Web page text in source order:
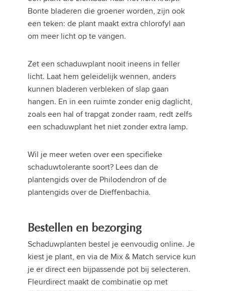
Bonte bladeren die groener worden, zijn ook
een teken: de plant maakt extra chlorofyl aan
om meer licht op te vangen.
Zet een schaduwplant nooit ineens in feller
licht. Laat hem geleidelijk wennen, anders
kunnen bladeren verbleken of slap gaan
hangen. En in een ruimte zonder enig daglicht,
zoals een hal of trapgat zonder raam, redt zelfs
een schaduwplant het niet zonder extra lamp.
Wil je meer weten over een specifieke
schaduwtolerante soort? Lees dan de
plantengids over de Philodendron of de
plantengids over de Dieffenbachia.
Bestellen en bezorging
Schaduwplanten bestel je eenvoudig online. Je
kiest je plant, en via de Mix & Match service kun
je er direct een bijpassende pot bij selecteren.
Fleurdirect maakt de combinatie op met